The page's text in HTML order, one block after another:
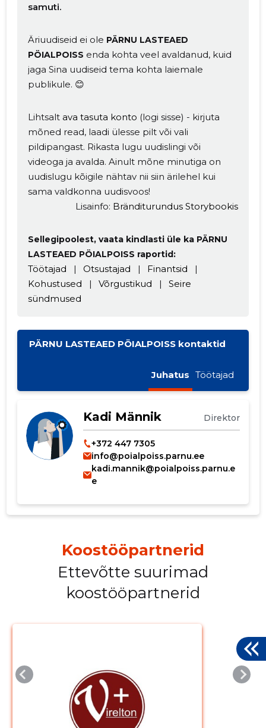
samuti.
Äriuudiseid ei ole PÄRNU LASTEAED
PÖIALPOISS enda kohta veel avaldanud, kuid
jaga Sina uudiseid tema kohta laiemale
publikule. 😊
Lihtsalt ava tasuta konto (logi sisse) - kirjuta
mõned read, laadi ülesse pilt või vali
pildipangast. Rikasta lugu uudislingi või
videoga ja avalda. Ainult mõne minutiga on
uudislugu kõigile nähtav nii siin ärilehel kui
sama valdkonna uudisvoos!
Lisainfo: Bränditurundus Storybookis
Sellegipoolest, vaata kindlasti üle ka PÄRNU
LASTEAED PÖIALPOISS raportid:
Töötajad | Otsustajad | Finantsid
|
Kohustused
| Võrgustikud |
Seire
sündmused
PÄRNU LASTEAED PÖIALPOISS kontaktid
Juhatus Töötajad
Kadi Männik Direktor
+372 447 7305
info@poialpoiss.parnu.ee
kadi.mannik@poialpoiss.parnu.e
e
Koostööpartnerid
Ettevõtte suurimad
koostööpartnerid